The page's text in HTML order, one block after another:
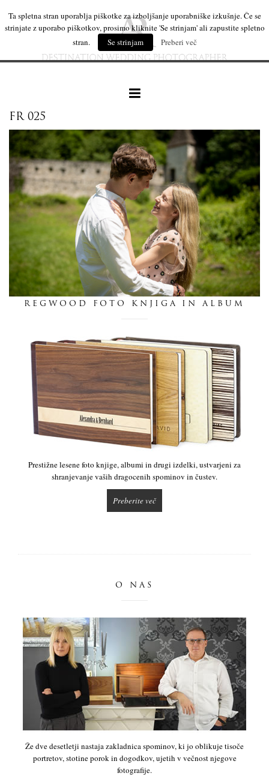
naše delo
leseni izdelki
mi
dnevnik
FR 025
REGWOOD FOTO KNJIGA IN ALBUM
Prestižne lesene foto knjige, albumi in drugi izdelki, ustvarjeni za
shranjevanje vaših dragocenih spominov in čustev.
Preberite več
O NAS
Že dve desetletji nastaja zakladnica spominov, ki jo oblikuje tisoče
portretov, stotine porok in dogodkov, ujetih v večnost njegove
fotografije.
Ta spletna stran uporablja piškotke za izboljšanje uporabniške izkušnje. Če se
strinjate z uporabo piškotkov, prosimo kliknite 'Se strinjam' ali zapustite spletno
stran.
Se strinjam Preberi več